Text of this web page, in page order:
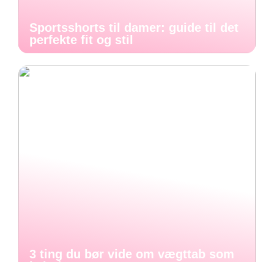
Sportsshorts til damer: guide til det
perfekte fit og stil
3 ting du bør vide om vægttab som